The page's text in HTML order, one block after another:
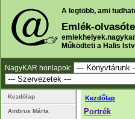
A legtöbb, ami
Emlék-
Működteti a Halis
NagyKAR honlapok:
Kezdőlap
Portrék
Kezdőlap
Ambrus Márta